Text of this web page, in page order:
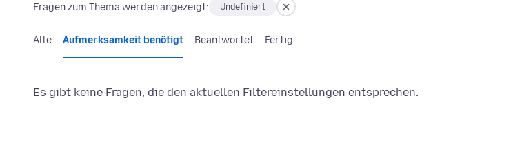
Fragen zum Thema werden angezeigt: Undefiniert
Alle Aufmerksamkeit benötigt Beantwortet Fertig
Es gibt keine Fragen, die den aktuellen Filtereinstellungen entsprechen.